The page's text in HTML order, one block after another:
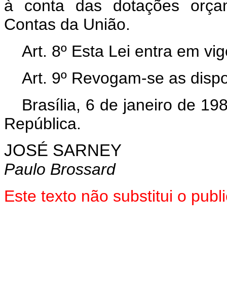
à conta das dotações
Contas da União.
Art. 8º Esta Lei entra em
Art. 9º Revogam-se as
Brasília, 6 de janeiro de
República.
JOSÉ SARNEY
Paulo Brossard
Este texto não substitui o